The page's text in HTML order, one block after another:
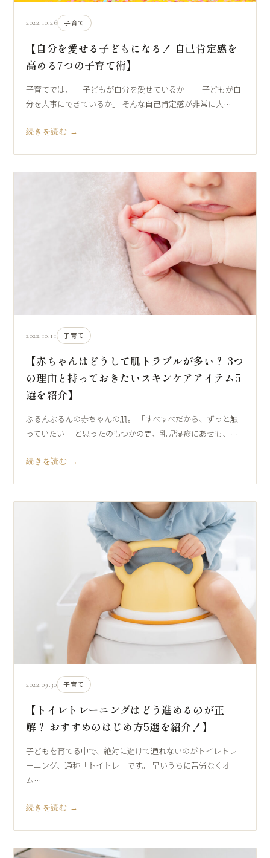
2022.10.26 子育て
【自分を愛せる子どもになる！ 自己肯定感を
高める7つの子育て術】
子育てでは、 「子どもが自分を愛せているか」 「子どもが自
分を大事にできているか」 そんな自己肯定感が非常に大…
続きを読む →
2022.10.11 子育て
【赤ちゃんはどうして肌トラブルが多い？ 3つ
の理由と持っておきたいスキンケアアイテム5
選を紹介】
ぷるんぷるんの赤ちゃんの肌。 「すべすべだから、ずっと触
っていたい」 と思ったのもつかの間、乳児湿疹にあせも、…
続きを読む →
2022.09.30 子育て
【トイレトレーニングはどう進めるのが正
解？ おすすめのはじめ方5選を紹介！】
子どもを育てる中で、絶対に避けて通れないのがトイレトレ
ーニング、通称「トイトレ」です。 早いうちに苦労なくオ
ム…
続きを読む →